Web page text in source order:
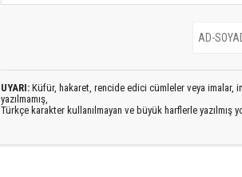
UYARI: Küfür, hakaret, rencide edici cümleler veya imalar,
yazılmamış,
Türkçe karakter kullanılmayan ve büyük harflerle yazılmış